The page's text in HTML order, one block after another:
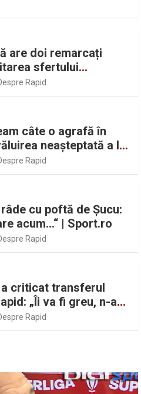
are doi remarcați
sfertului
„Lideri în teren” |
Rapid
câte o agrafă în
neașteptată a lui
despre Daniel
Rapid
cu poftă de Șucu:
acum…“ | Sport.ro
Rapid
a criticat transferul
„Îi va fi greu, n-am
Rapid